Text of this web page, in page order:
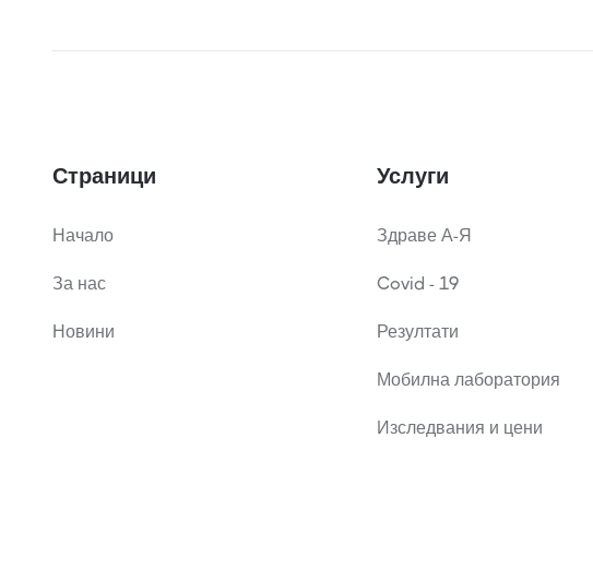
Страници
Начало
За нас
Новини
Услуги
Здраве А-Я
Covid - 19
Резултати
Мобилна лаборатория
Изследвания и цени